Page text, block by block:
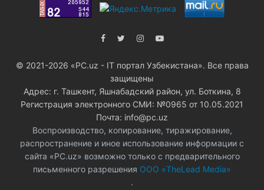
© 2021-2026 «PC.uz - IT портал Узбекистана». Все права
защищены
Адрес: г. Ташкент, Яшнабадский район, ул. Боткина, 8
Регистрация электронного СМИ: №0965 от 10.05.2021
Почта: info@pc.uz
Воспроизводство, копирование, тиражирование,
распространение и иное использование информации с
сайта «PC.uz» возможно только с предварительного
письменного разрешения ООО «TheLead Media»
.